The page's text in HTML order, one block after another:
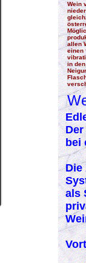
Wein
allen
einen
in
bei
Die
als